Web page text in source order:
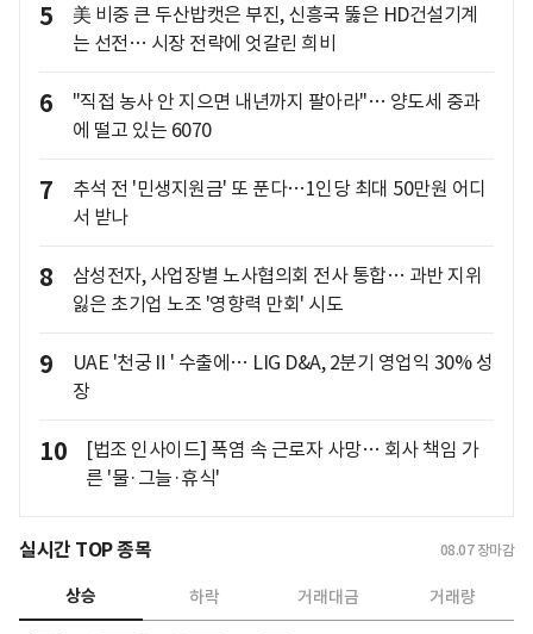
5
美 비중 큰 두산밥캣은 부진, 신흥국 뚫은 HD건설기계
는 선전… 시장 전략에 엇갈린 희비
6
"직접 농사 안 지으면 내년까지 팔아라"… 양도세 중과
에 떨고 있는 6070
7
추석 전 '민생지원금' 또 푼다…1인당 최대 50만원 어디
서 받나
8
삼성전자, 사업장별 노사협의회 전사 통합… 과반 지위
잃은 초기업 노조 '영향력 만회' 시도
9
UAE '천궁Ⅱ' 수출에… LIG D&A, 2분기 영업익 30% 성
장
10
[법조 인사이드] 폭염 속 근로자 사망… 회사 책임 가
른 '물·그늘·휴식'
실시간 TOP 종목 08.07 장마감
상승 하락 거래대금 거래량